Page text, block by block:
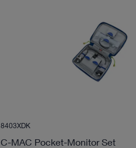
8403XDK
C-MAC Pocket-Monitor Set